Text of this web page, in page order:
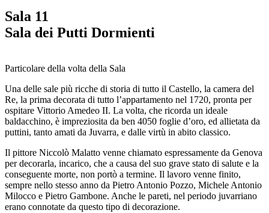
Sala 11
Sala dei Putti Dormienti
Particolare della volta della Sala
Una delle sale più ricche di storia di tutto il Castello, la camera del
Re, la prima decorata di tutto l’appartamento nel 1720, pronta per
ospitare Vittorio Amedeo II. La volta, che ricorda un ideale
baldacchino, è impreziosita da ben 4050 foglie d’oro, ed allietata da
puttini, tanto amati da Juvarra, e dalle virtù in abito classico.
Il pittore Niccolò Malatto venne chiamato espressamente da Genova
per decorarla, incarico, che a causa del suo grave stato di salute e la
conseguente morte, non portò a termine. Il lavoro venne finito,
sempre nello stesso anno da Pietro Antonio Pozzo, Michele Antonio
Milocco e Pietro Gambone. Anche le pareti, nel periodo juvarriano
erano connotate da questo tipo di decorazione.